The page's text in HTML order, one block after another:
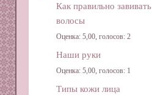
Как правильно завивать
волосы
Оценка: 5,00, голосов: 2
Наши руки
Оценка: 5,00, голосов: 1
Типы кожи лица